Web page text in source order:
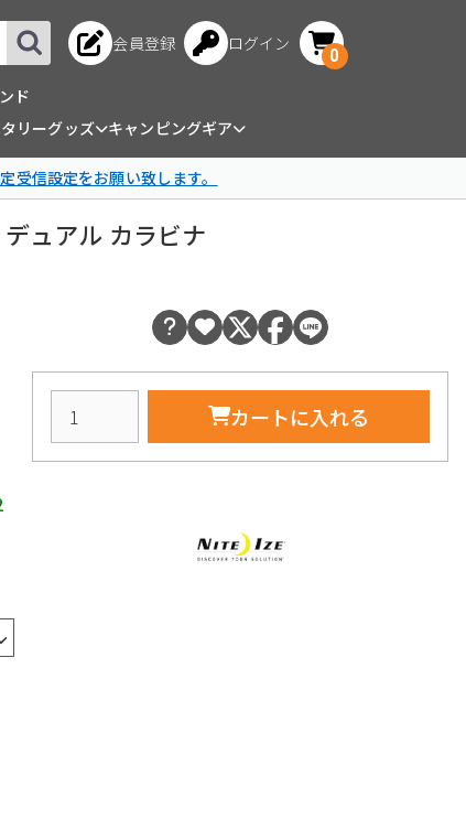
会員登録 ログイン
0
ド
リーグッズ キャンピングギア
受信設定をお願い致します。
ュアル カラビナ
カートに入れる